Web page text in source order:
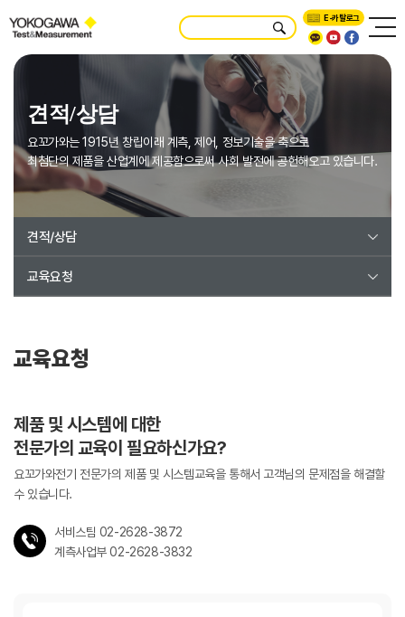
E-카탈로그
견적/상담
요꼬가와는 1915년 창립이래 계측, 제어, 정보기술을 축으로
최첨단의 제품을 산업계에 제공함으로써 사회 발전에 공헌해오고 있습니다.
견적/상담
교육요청
교육요청
제품 및 시스템에 대한
전문가의 교육이 필요하신가요?
요꼬가와전기 전문가의 제품 및 시스템교육을 통해서 고객님의 문제점을 해결할
수 있습니다.
서비스팀 02-2628-3872
계측사업부 02-2628-3832